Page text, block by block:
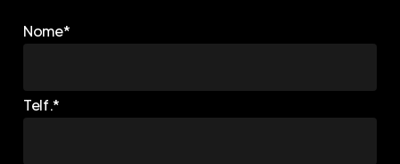
Nome*
Telf.*